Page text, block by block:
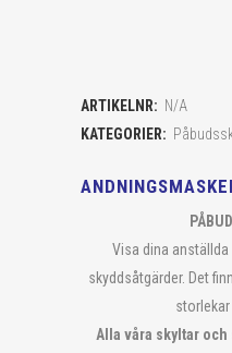
ARTIKELNR: N/A
KATEGORIER:
Visa dina
skyddsåtgärder. Det
Alla våra skyltar